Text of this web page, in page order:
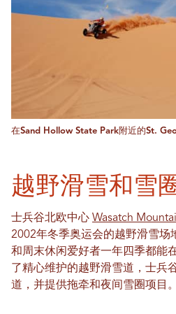
在Sand Hollow State Park附近的St.
越野滑雪和雪
士兵谷北欧中心 Wasatch
2002年冬季奥运会的越野滑雪场
和周末休闲爱好者一年四季都能
了精心维护的越野滑雪道，士兵
道，并提供拖牵和夜间雪圈项目。